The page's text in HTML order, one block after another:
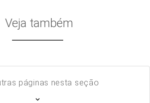
Veja também
páginas nesta seção